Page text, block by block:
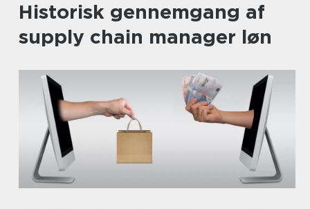
Historisk gennemgang af
supply chain manager løn